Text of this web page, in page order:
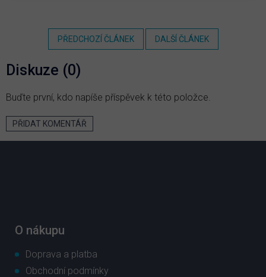
PŘEDCHOZÍ ČLÁNEK DALŠÍ ČLÁNEK
Diskuze (0)
Buďte první, kdo napíše příspěvek k této položce.
PŘIDAT KOMENTÁŘ
O nákupu
Doprava a platba
Obchodní podmínky